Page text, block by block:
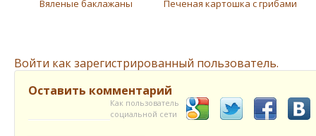
Вяленые баклажаны Печеная картошка с грибами
Войти как зарегистрированный пользователь.
Оставить комментарий
Как пользователь
социальной сети